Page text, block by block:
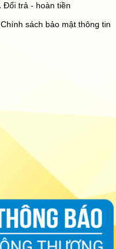
Đổi trả - hoàn tiền
Chính sách bảo mật thông tin